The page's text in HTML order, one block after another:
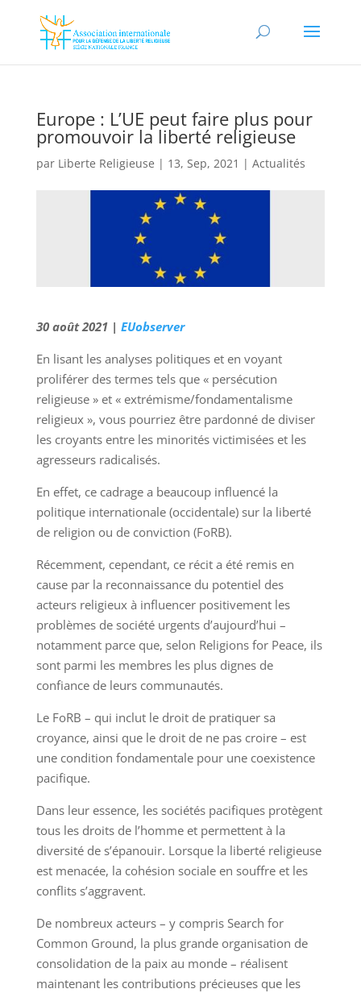
Europe : L’UE peut faire plus pour
promouvoir la liberté religieuse
par Liberte Religieuse | 13, Sep, 2021 | Actualités
30 août 2021 | EUobserver
En lisant les analyses politiques et en voyant
proliférer des termes tels que « persécution
religieuse » et « extrémisme/fondamentalisme
religieux », vous pourriez être pardonné de diviser
les croyants entre les minorités victimisées et les
agresseurs radicalisés.
En effet, ce cadrage a beaucoup influencé la
politique internationale (occidentale) sur la liberté
de religion ou de conviction (FoRB).
Récemment, cependant, ce récit a été remis en
cause par la reconnaissance du potentiel des
acteurs religieux à influencer positivement les
problèmes de société urgents d’aujourd’hui –
notamment parce que, selon Religions for Peace, ils
sont parmi les membres les plus dignes de
confiance de leurs communautés.
Le FoRB – qui inclut le droit de pratiquer sa
croyance, ainsi que le droit de ne pas croire – est
une condition fondamentale pour une coexistence
pacifique.
Dans leur essence, les sociétés pacifiques protègent
tous les droits de l’homme et permettent à la
diversité de s’épanouir. Lorsque la liberté religieuse
est menacée, la cohésion sociale en souffre et les
conflits s’aggravent.
De nombreux acteurs – y compris Search for
Common Ground, la plus grande organisation de
consolidation de la paix au monde – réalisent
maintenant les contributions précieuses que les